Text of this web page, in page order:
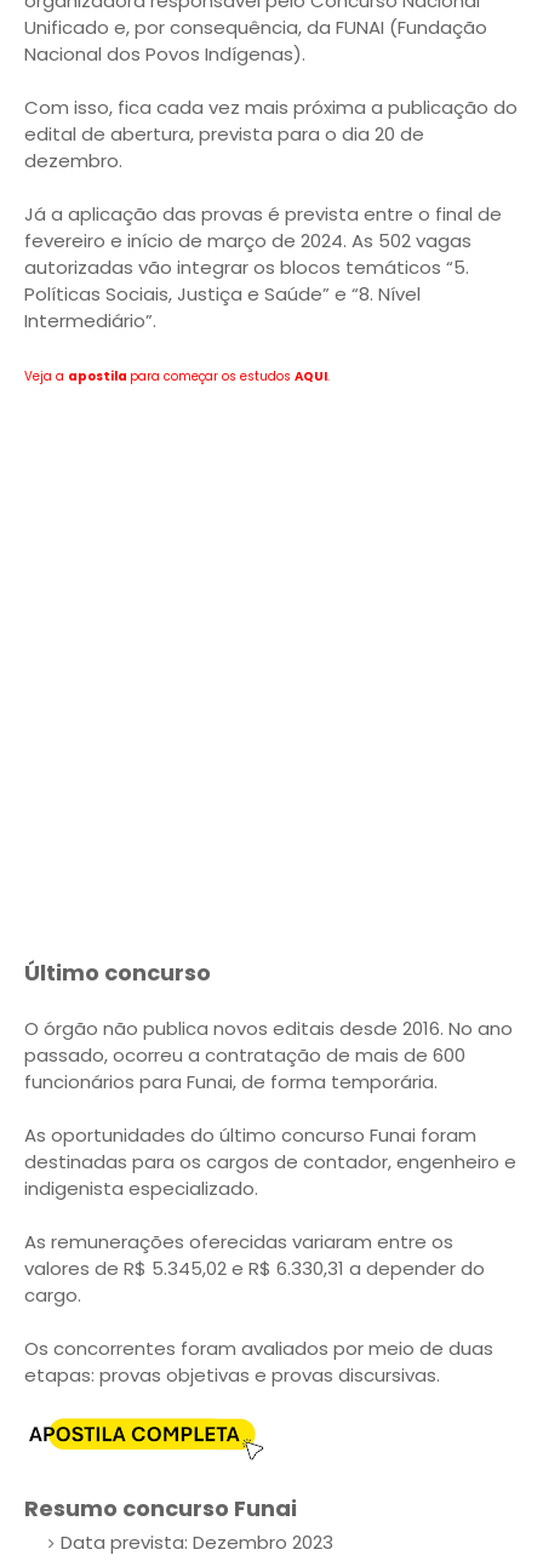
Unificado e, por consequência, da FUNAI (Fundação
Nacional dos Povos Indígenas).
Com isso, fica cada vez mais próxima a publicação do
edital de abertura, prevista para o dia 20 de
dezembro.
Já a aplicação das provas é prevista entre o final de
fevereiro e início de março de 2024. As 502 vagas
autorizadas vão integrar os blocos temáticos “5.
Políticas Sociais, Justiça e Saúde” e “8. Nível
Intermediário”.
Veja a apostila para começar os estudos AQUI.
Último concurso
O órgão não publica novos editais desde 2016. No ano
passado, ocorreu a contratação de mais de 600
funcionários para Funai, de forma temporária.
As oportunidades do último concurso Funai foram
destinadas para os cargos de contador, engenheiro e
indigenista especializado.
As remunerações oferecidas variaram entre os
valores de R$ 5.345,02 e R$ 6.330,31 a depender do
cargo.
Os concorrentes foram avaliados por meio de duas
etapas: provas objetivas e provas discursivas.
Resumo concurso Funai
Data prevista: Dezembro 2023